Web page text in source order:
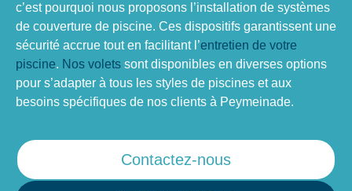
c’est pourquoi nous proposons l’installation de systèmes
de couverture de piscine. Ces dispositifs garantissent une
sécurité accrue tout en facilitant l’entretien de votre
piscine. Nos volets sont disponibles en diverses options
pour s’adapter à tous les styles de piscines et aux
besoins spécifiques de nos clients à Peymeinade.
Contactez-nous